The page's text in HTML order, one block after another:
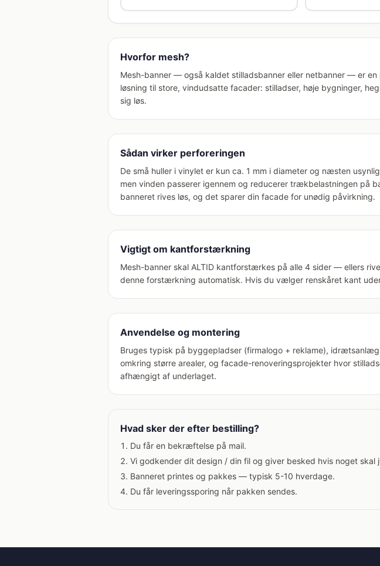
Hvorfor mesh?
Mesh-banner — også kaldet stilladsbanner eller netbanner — er
løsning til store, vindudsatte facader: stilladser, høje bygninger,
sig løs.
Sådan virker perforeringen
De små huller i vinylet er kun ca. 1 mm i diameter og næsten
men vinden passerer igennem og reducerer trækbelastningen på
banneret rives løs, og det sparer din facade for unødig påvirkning.
Vigtigt om kantforstærkning
Mesh-banner skal ALTID kantforstærkes på alle 4 sider — ellers
denne forstærkning automatisk. Hvis du vælger renskåret kant
Anvendelse og montering
Bruges typisk på byggepladser (firmalogo + reklame),
omkring større arealer, og facade-renoveringsprojekter hvor
afhængigt af underlaget.
Hvad sker der efter bestilling?
Du får en bekræftelse på mail.
Vi godkender dit design / din fil og giver besked hvis noget skal
Banneret printes og pakkes — typisk 5-10 hverdage.
Du får leveringssporing når pakken sendes.